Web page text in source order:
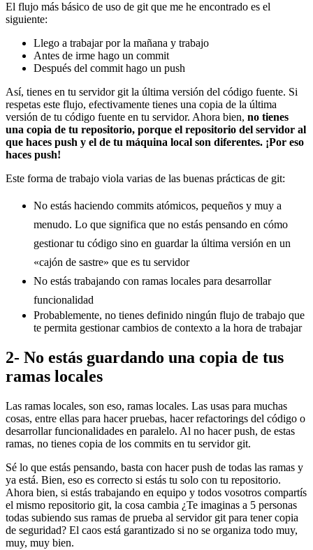
El flujo más básico de uso de git que me he encontrado es el
siguiente:
Llego a trabajar por la mañana y trabajo
Antes de irme hago un commit
Después del commit hago un push
Así, tienes en tu servidor git la última versión del código fuente. Si
respetas este flujo, efectivamente tienes una copia de la última
versión de tu código fuente en tu servidor. Ahora bien, no tienes
una copia de tu repositorio, porque el repositorio del servidor al
que haces push y el de tu máquina local son diferentes. ¡Por eso
haces push!
Este forma de trabajo viola varias de las buenas prácticas de git:
No estás haciendo commits atómicos, pequeños y muy a
menudo. Lo que significa que no estás pensando en cómo
gestionar tu código sino en guardar la última versión en un
«cajón de sastre» que es tu servidor
No estás trabajando con ramas locales para desarrollar
funcionalidad
Probablemente, no tienes definido ningún flujo de trabajo que
te permita gestionar cambios de contexto a la hora de trabajar
2- No estás guardando una copia de tus
ramas locales
Las ramas locales, son eso, ramas locales. Las usas para muchas
cosas, entre ellas para hacer pruebas, hacer refactorings del código o
desarrollar funcionalidades en paralelo. Al no hacer push, de estas
ramas, no tienes copia de los commits en tu servidor git.
Sé lo que estás pensando, basta con hacer push de todas las ramas y
ya está. Bien, eso es correcto si estás tu solo con tu repositorio.
Ahora bien, si estás trabajando en equipo y todos vosotros compartís
el mismo repositorio git, la cosa cambia ¿Te imaginas a 5 personas
todas subiendo sus ramas de prueba al servidor git para tener copia
de seguridad? El caos está garantizado si no se organiza todo muy,
muy, muy bien.